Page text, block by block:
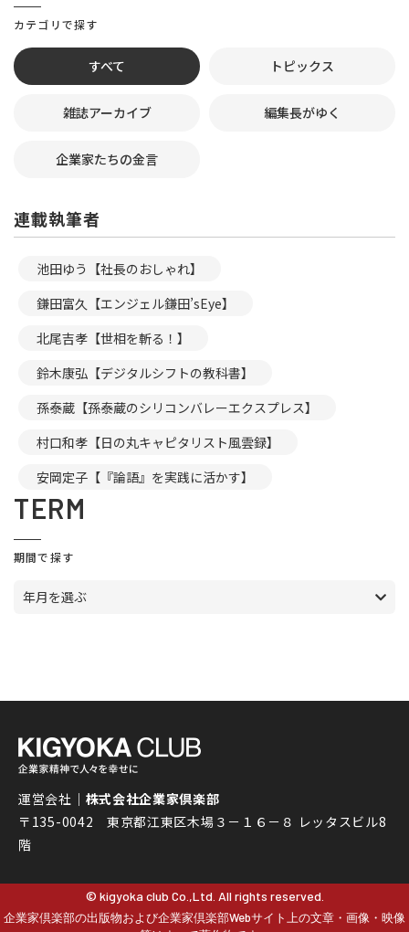
カテゴリで探す
すべて トピックス
雑誌アーカイブ 編集長がゆく
企業家たちの金言
連載執筆者
池田ゆう【社長のおしゃれ】
鎌田富久【エンジェル鎌田’sEye】
北尾吉孝【世相を斬る！】
鈴木康弘【デジタルシフトの教科書】
孫泰蔵【孫泰蔵のシリコンバレーエクスプレス】
村口和孝【日の丸キャピタリスト風雲録】
安岡定子【『論語』を実践に活かす】
TERM
期間で探す
年月を選ぶ
運営会社｜ 株式会社企業家倶楽部
〒135-0042 東京都江東区木場３－１６－８ レッタスビル8
階
© kigyoka club Co.,Ltd. All rights reserved.
企業家倶楽部の出版物および企業家倶楽部Webサイト上の文章・画像・映像